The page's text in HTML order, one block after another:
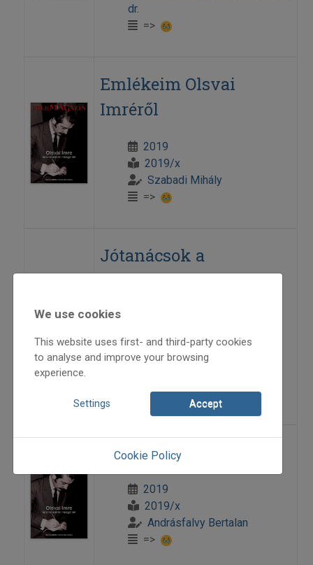
dr.
=>
Emlékeim Olsvai
Imréről
2019
2019/x
Szabadi Mihály
=>
Jótanácsok a
forrástisztaság
megőrzésére
2019
2019/x
=>
Köszöntő
2019
2019/x
Andrásfalvy Bertalan
=>
We use cookies
This website uses first- and third-party cookies
to analyse and improve your browsing
experience.
Settings Accept
Cookie Policy